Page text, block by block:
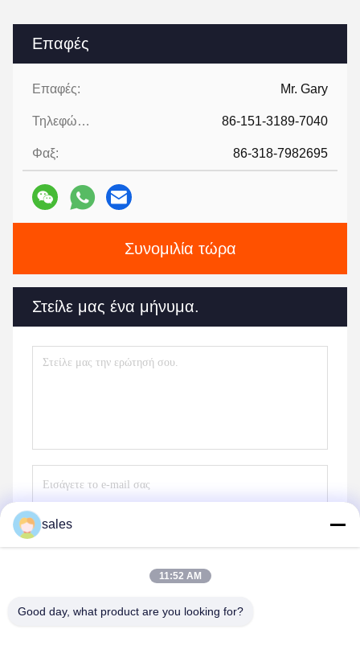
Επαφές
Επαφές: Mr. Gary
Τηλεφώνημα: 86-151-3189-7040
Φαξ: 86-318-7982695
Συνομιλία τώρα
Στείλε μας ένα μήνυμα.
Στείλε
sales
11:52 AM
Good day, what product are you looking for?